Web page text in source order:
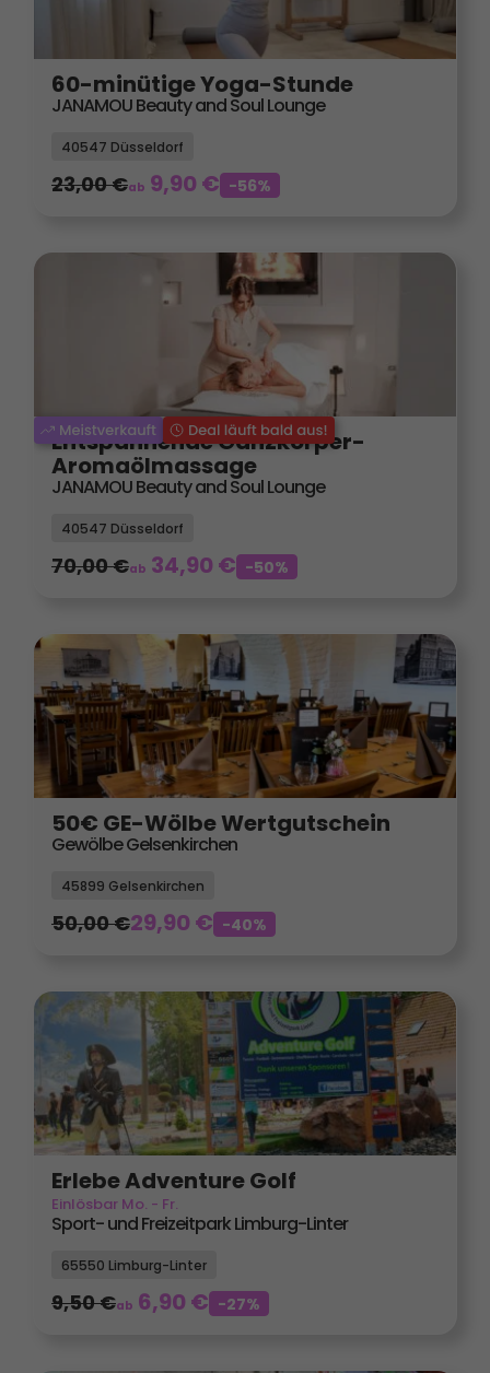
60-minütige Yoga-Stunde
JANAMOU Beauty and Soul Lounge
40547 Düsseldorf
23,00€ab 9,90€ -56%
Entspannende Ganzkörper-
Aromaölmassage
JANAMOU Beauty and Soul Lounge
40547 Düsseldorf
70,00€ab 34,90€ -50%
50€ GE-Wölbe Wertgutschein
Gewölbe Gelsenkirchen
45899 Gelsenkirchen
50,00€29,90€ -40%
Erlebe Adventure Golf
Einlösbar Mo. - Fr.
Sport- und Freizeitpark Limburg-Linter
65550 Limburg-Linter
9,50€ab 6,90€ -27%